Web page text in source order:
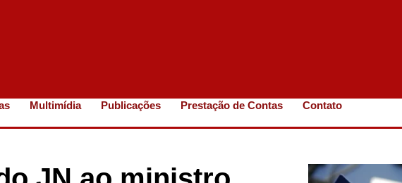
Multimídia Publicações Prestação de Contas Contato